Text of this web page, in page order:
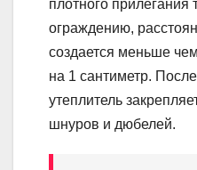
плотного прилегания
ограждению,
создается меньше
на 1 сантиметр.
утеплитель
шнуров и дюбелей.